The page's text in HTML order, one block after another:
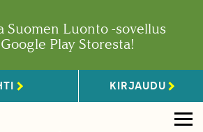
Suomen Luonto -sovellus
Google Play Storesta!
KIRJAUDU